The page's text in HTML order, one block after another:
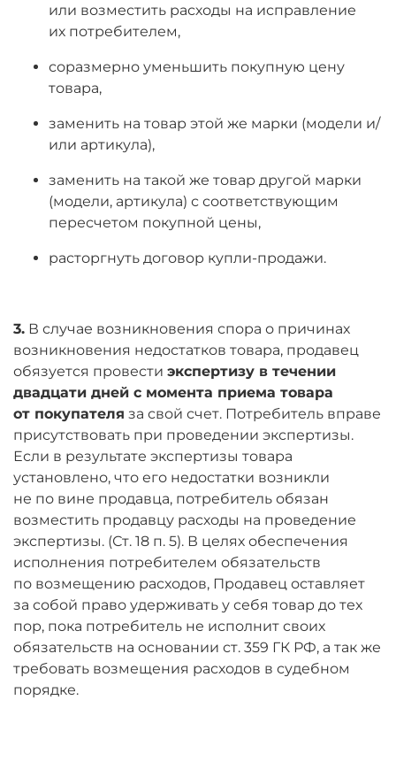
или возместить расходы на исправление
их потребителем,
соразмерно уменьшить покупную цену
товара,
заменить на товар этой же марки (модели и/
или артикула),
заменить на такой же товар другой марки
(модели, артикула) с соответствующим
пересчетом покупной цены,
расторгнуть договор купли-продажи.
3. В случае возникновения спора о причинах
возникновения недостатков товара, продавец
обязуется провести экспертизу в течении
двадцати дней с момента приема товара
от покупателя за свой счет. Потребитель вправе
присутствовать при проведении экспертизы.
Если в результате экспертизы товара
установлено, что его недостатки возникли
не по вине продавца, потребитель обязан
возместить продавцу расходы на проведение
экспертизы. (Ст. 18 п. 5). В целях обеспечения
исполнения потребителем обязательств
по возмещению расходов, Продавец оставляет
за собой право удерживать у себя товар до тех
пор, пока потребитель не исполнит своих
обязательств на основании ст. 359 ГК РФ, а так же
требовать возмещения расходов в судебном
порядке.